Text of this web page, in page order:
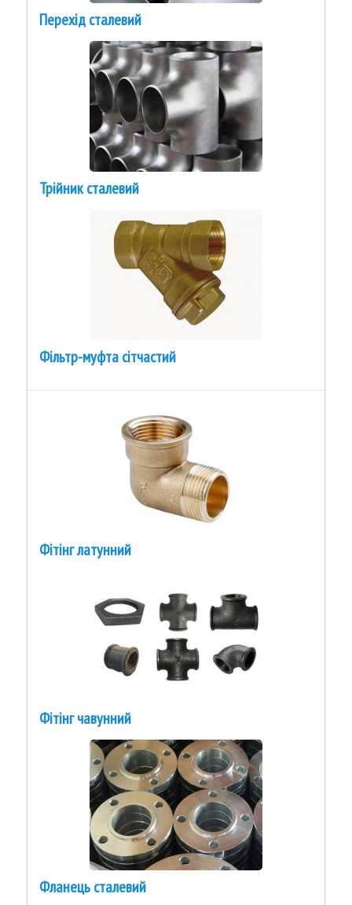
Перехід сталевий
Трійник сталевий
Фільтр-муфта сітчастий
Фітінг латунний
Фітінг чавунний
Фланець сталевий